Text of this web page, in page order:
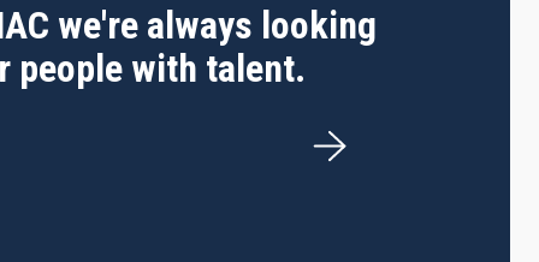
we're always looking
people with talent.